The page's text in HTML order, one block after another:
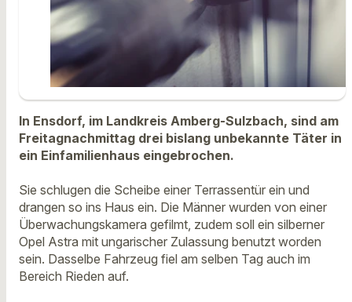
In Ensdorf, im Landkreis Amberg-Sulzbach, sind am
Freitagnachmittag drei bislang unbekannte Täter in
ein Einfamilienhaus eingebrochen.
Sie schlugen die Scheibe einer Terrassentür ein und
drangen so ins Haus ein. Die Männer wurden von einer
Überwachungskamera gefilmt, zudem soll ein silberner
Opel Astra mit ungarischer Zulassung benutzt worden
sein. Dasselbe Fahrzeug fiel am selben Tag auch im
Bereich Rieden auf.